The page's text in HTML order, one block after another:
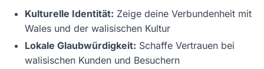
Kulturelle Identität: Zeige deine Verbundenheit mit
Wales und der walisischen Kultur
Lokale Glaubwürdigkeit: Schaffe Vertrauen bei
walisischen Kunden und Besuchern